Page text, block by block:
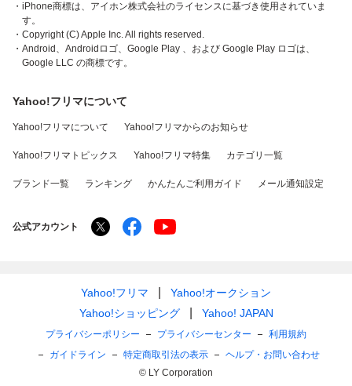
・iPhone商標は、アイホン株式会社のライセンスに基づき使用されていま
す。
・Copyright (C) Apple Inc. All rights reserved.
・Android、Androidロゴ、Google Play 、および Google Play ロゴは、
Google LLC の商標です。
Yahoo!フリマについて
Yahoo!フリマについて Yahoo!フリマからのお知らせ
Yahoo!フリマトピックス Yahoo!フリマ特集 カテゴリ一覧
ブランド一覧 ランキング かんたんご利用ガイド メール通知設定
公式アカウント
Yahoo!フリマ
Yahoo!オークション
Yahoo!ショッピング
Yahoo! JAPAN
プライバシーポリシー プライバシーセンター
利用規約
ガイドライン
特定商取引法の表示
ヘルプ・お問い合わせ
© LY Corporation